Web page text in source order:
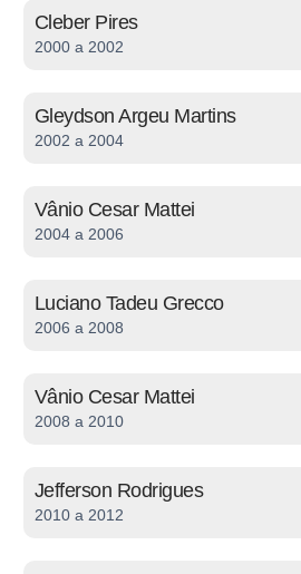
Cleber Pires
2000 a 2002
Gleydson Argeu Martins
2002 a 2004
Vânio Cesar Mattei
2004 a 2006
Luciano Tadeu Grecco
2006 a 2008
Vânio Cesar Mattei
2008 a 2010
Jefferson Rodrigues
2010 a 2012